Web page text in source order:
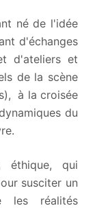
né de l'idée
d'échanges
d'ateliers et
de la scène
à la croisée
du
éthique, qui
susciter un
les réalités